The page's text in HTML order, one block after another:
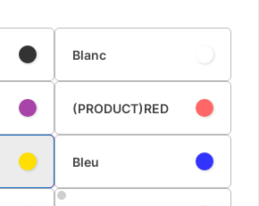
Blanc
(PRODUCT)RED
Bleu